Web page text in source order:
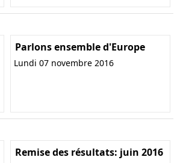
Parlons ensemble d'Europe
Lundi 07 novembre 2016
Remise des résultats: juin 2016